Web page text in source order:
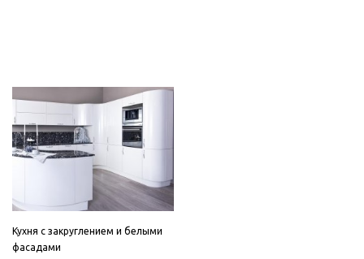
Кухня с закруглением и белыми
фасадами